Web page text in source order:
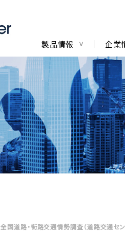
製品情報 企業
全国道路・街路交通情勢調査（道路交通セ